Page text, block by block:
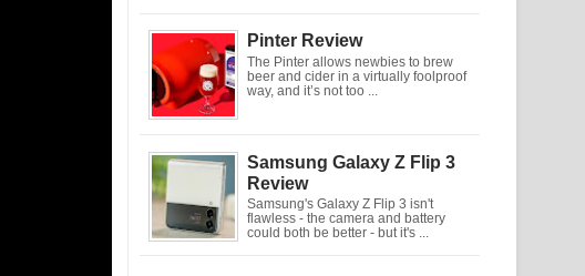
Pinter Review
The Pinter allows newbies to brew
beer and cider in a virtually foolproof
way, and it’s not too ...
Samsung Galaxy Z Flip 3
Review
Samsung's Galaxy Z Flip 3 isn't
flawless - the camera and battery
could both be better - but it's ...